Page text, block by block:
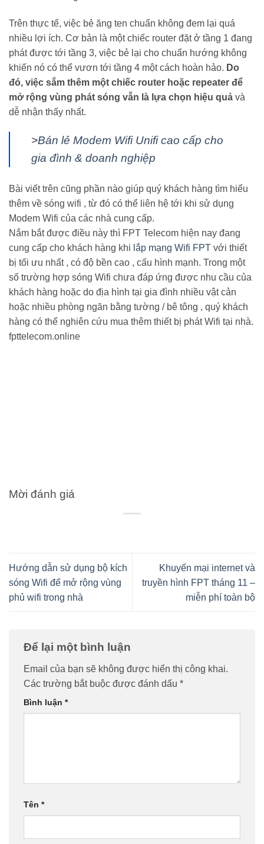
Trên thực tế, việc bẻ ăng ten chuẩn không đem lại quá
nhiều lợi ích. Cơ bản là một chiếc router đặt ở tầng 1 đang
phát được tới tầng 3, việc bẻ lại cho chuẩn hướng không
khiến nó có thể vươn tới tầng 4 một cách hoàn hảo. Do
đó, việc sắm thêm một chiếc router hoặc repeater để
mở rộng vùng phát sóng vẫn là lựa chọn hiệu quả và
dễ nhận thấy nhất.
>Bán lẻ Modem Wifi Unifi cao cấp cho
gia đình & doanh nghiệp
Bài viết trên cũng phần nào giúp quý khách hàng tìm hiểu
thêm về sóng wifi , từ đó có thể liên hệ tới khi sử dụng
Modem Wifi của các nhà cung cấp.
Nắm bắt được điều này thì FPT Telecom hiện nay đang
cung cấp cho khách hàng khi lắp mạng Wifi FPT với thiết
bị tối ưu nhất , có độ bền cao , cấu hình mạnh. Trong một
số trường hợp sóng Wifi chưa đáp ứng được nhu cầu của
khách hàng hoặc do địa hình tại gia đình nhiều vật cản
hoặc nhiều phòng ngăn bằng tường / bê tông , quý khách
hàng có thể nghiên cứu mua thêm thiết bị phát Wifi tại nhà.
fpttelecom.online
Mời đánh giá
Hướng dẫn sử dụng bộ kích
sóng Wifi để mở rộng vùng
phủ wifi trong nhà
Khuyến mại internet và
truyền hình FPT tháng 11 –
miễn phí toàn bộ
Để lại một bình luận
Email của bạn sẽ không được hiển thị công khai.
Các trường bắt buộc được đánh dấu *
Bình luận *
Tên *